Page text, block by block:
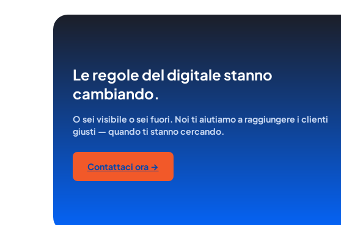
Le regole del digitale stanno
cambiando.
O sei visibile o sei fuori. Noi ti aiutiamo a raggiungere i clienti
giusti — quando ti stanno cercando.
Contattaci ora →